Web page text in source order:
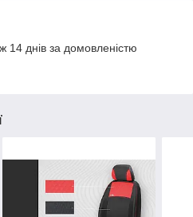
14 днів за домовленістю